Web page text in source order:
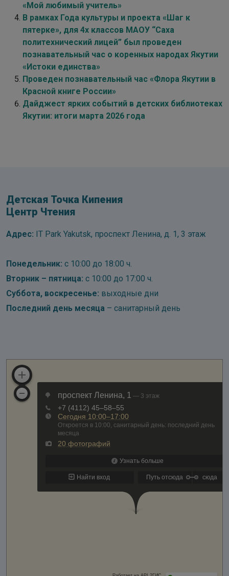
«Мой любимый учитель»
В рамках Года культуры и проекта «Шаг к
пятерке», для 4х классов МАОУ “Саха
политехнический лицей” был проведен
познавательный час о коренных народах Якутии
«Истоки единства»
Проведен познавательный час «Флора Якутии в
Красной книге России»
Дайджест ярких событий в детских библиотеках
Якутии: итоги марта 2026 года
Детская Точка Кипения
Центр Чтения
Адрес: IT Park Yakutsk, проспект Ленина, д. 1, 3 этаж
Понедельник: с 10:00 до 18:00 ч.
Вторник – пятница: с 10:00 до 17:00 ч.
Суббота, воскресенье: выходные дни
Последний день месяца – санитарный день